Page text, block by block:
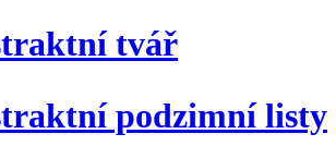
tvář
podzimní listy